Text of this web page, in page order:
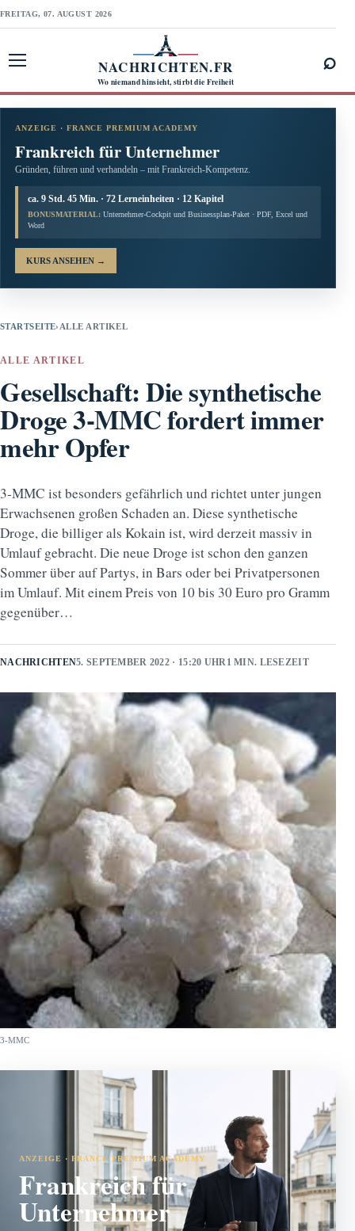
FREITAG, 07. AUGUST 2026
NACHRICHTEN.FR
Wo niemand hinsieht, stirbt die Freiheit
⌕
ANZEIGE · FRANCE PREMIUM ACADEMY
Frankreich für Unternehmer
Gründen, führen und verhandeln – mit Frankreich-Kompetenz.
ca. 9 Std. 45 Min. · 72 Lerneinheiten · 12 Kapitel
BONUSMATERIAL: Unternehmer-Cockpit und Businessplan-Paket · PDF, Excel und
Word
KURS ANSEHEN →
STARTSEITE› ALLE ARTIKEL
ALLE ARTIKEL
Gesellschaft: Die synthetische
Droge 3-MMC fordert immer
mehr Opfer
3-MMC ist besonders gefährlich und richtet unter jungen
Erwachsenen großen Schaden an. Diese synthetische
Droge, die billiger als Kokain ist, wird derzeit massiv in
Umlauf gebracht. Die neue Droge ist schon den ganzen
Sommer über auf Partys, in Bars oder bei Privatpersonen
im Umlauf. Mit einem Preis von 10 bis 30 Euro pro Gramm
gegenüber…
NACHRICHTEN5. SEPTEMBER 2022 · 15:20 UHR 1 MIN. LESEZEIT
3-MMC
ANZEIGE · FRANCE PREMIUM ACADEMY
Frankreich für
Unternehmer